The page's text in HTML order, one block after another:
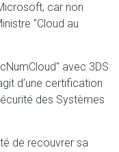
car non
"Cloud au
avec 3DS
d’une certification
des Systèmes
de recouvrer sa